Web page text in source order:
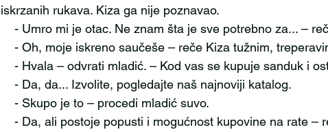
iskrzanih rukava. Kiza ga nije poznavao.
- Umro mi je otac. Ne znam šta je sve potrebno za... –
- Oh, moje iskreno saučeše – reče Kiza tužnim,
- Hvala – odvrati mladić. – Kod vas se kupuje sanduk i
    - Da, da... Izvolite, pogledajte naš najnoviji katalog.
    - Skupo je to – procedi mladić suvo.